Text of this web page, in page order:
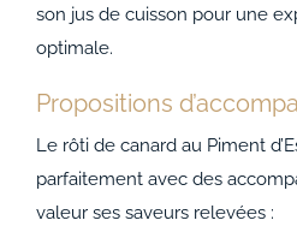
son jus de cuisson pour une
optimale.
Propositions
Le rôti de canard au Piment
parfaitement avec des
valeur ses saveurs relevées :